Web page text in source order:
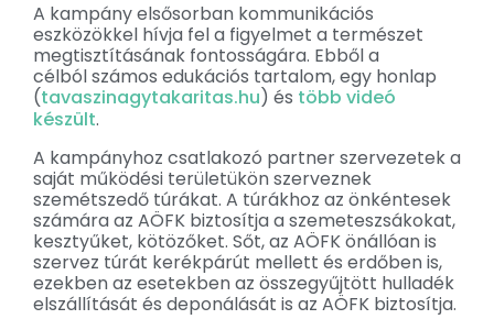
A kampány elsősorban kommunikációs
eszközökkel hívja fel a figyelmet a természet
megtisztításának fontosságára. Ebből a
célból számos edukációs tartalom, egy honlap
(tavaszinagytakaritas.hu) és több videó
készült.
A kampányhoz csatlakozó partner szervezetek a
saját működési területükön szerveznek
szemétszedő túrákat. A túrákhoz az önkéntesek
számára az AÖFK biztosítja a szemeteszsákokat,
kesztyűket, kötözőket. Sőt, az AÖFK önállóan is
szervez túrát kerékpárút mellett és erdőben is,
ezekben az esetekben az összegyűjtött hulladék
elszállítását és deponálását is az AÖFK biztosítja.